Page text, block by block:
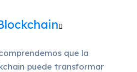
que la
puede transformar